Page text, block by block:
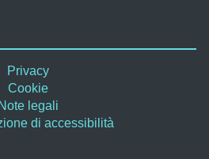
Privacy
Cookie
Note legali
di accessibilità